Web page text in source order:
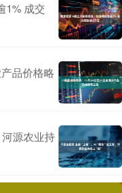
1% 成交
品价格略
河源农业持